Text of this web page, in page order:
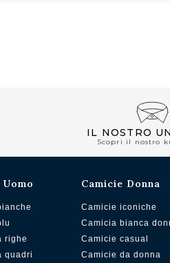
IL NOSTRO
Scopri il nostro
righe
quadri
Camicie Donna
Camicie iconiche
Camicia bianca
Camicie casual
Camicie da donna